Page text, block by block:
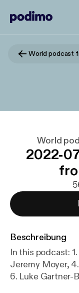
World
2022-
Beschreibung
In this podcast:
Jeremy Moyer,
6. Luke Gartner-